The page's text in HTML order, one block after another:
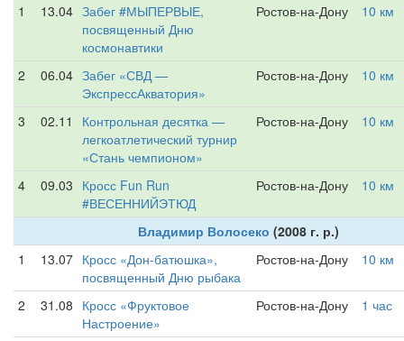
1
13.04 Забег #МЫПЕРВЫЕ,
посвященный Дню
космонавтики
Ростов-на-Дону 10 км
2 06.04 Забег «СВД —
ЭкспрессАкватория»
Ростов-на-Дону 10 км
3 02.11
Контрольная десятка —
легкоатлетический турнир
«Стань чемпионом»
Ростов-на-Дону 10 км
4 09.03 Кросс Fun Run
#ВЕСЕННИЙЭТЮД
Ростов-на-Дону 10 км
Владимир Волосеко (2008 г. р.)
1
13.07 Кросс «Дон-батюшка»,
посвященный Дню рыбака
Ростов-на-Дону 10 км
2 31.08 Кросс «Фруктовое
Настроение»
Ростов-на-Дону 1 час